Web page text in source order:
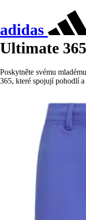
adidas
Ultimate 365
Poskytněte svému
365, které spojují pohodlí